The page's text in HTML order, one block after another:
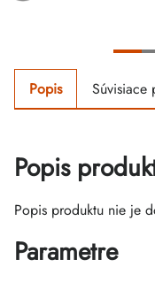
Popis Súvisiace
Popis
Popis produktu nie je
Parametre